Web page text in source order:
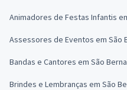
Animadores de Festas Infantis
Assessores de Eventos em São
Bandas e Cantores em São
Brindes e Lembranças em São